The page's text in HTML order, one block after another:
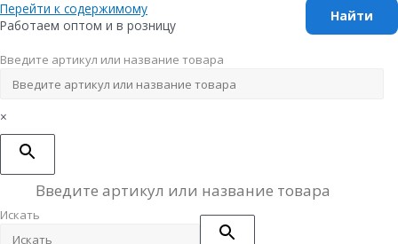
Перейти к содержимому
Работаем оптом и в розницу
Введите артикул или название товара
×
Искать